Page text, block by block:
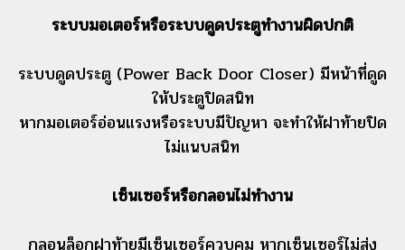
ระบบมอเตอร์หรือระบบดูดประตูทำงานผิดปกติ
ระบบดูดประตู (Power Back Door Closer) มีหน้าที่ดูด
ให้ประตูปิดสนิท
หากมอเตอร์อ่อนแรงหรือระบบมีปัญหา จะทำให้ฝาท้ายปิด
ไม่แนบสนิท
เซ็นเซอร์หรือกลอนไม่ทำงาน
กลอนล็อกฝาท้ายมีเซ็นเซอร์ควบคุม หากเซ็นเซอร์ไม่ส่ง